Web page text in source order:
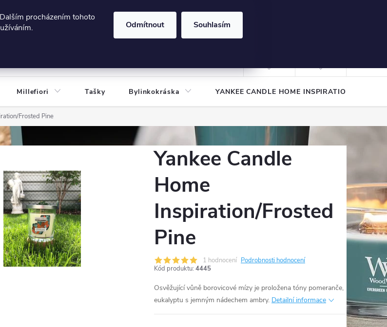
procházením tohoto
Odmítnout Souhlasím
606124443
ochrany osobních údajů
Millefiori Tašky Bylinkokráska YANKEE CANDLE HOME INSPIRATION
Frosted Pine
Yankee Candle
Home
Inspiration/Frosted
Pine
1 hodnocení Podrobnosti hodnocení
Kód produktu: 4445
Osvěžující vůně borovicové mízy je proložena tóny pomeranče,
eukalyptu s jemným nádechem ambry. Detailní informace